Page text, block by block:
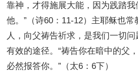
靠神，才得施展大能，因为践踏我
他。”（诗60：11-12）主耶稣也
人，向父祷告祈求，是我们一切问
有效的途径。“祷告你在暗中的父
必然报答你。”（太6：6下）